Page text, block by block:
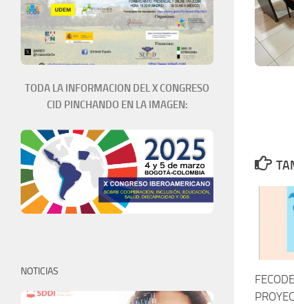
TODA LA INFORMACION DEL X CONGRESO
CID PINCHANDO EN LA IMAGEN:
NOTICIAS